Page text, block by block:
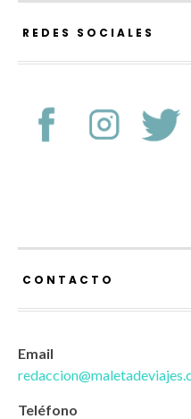
REDES SOCIALES
CONTACTO
Email
Teléfono